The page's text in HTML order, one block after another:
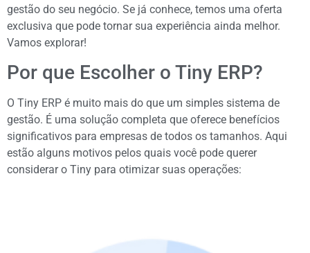
gestão do seu negócio. Se já conhece, temos uma oferta
exclusiva que pode tornar sua experiência ainda melhor.
Vamos explorar!
Por que Escolher o Tiny ERP?
O Tiny ERP é muito mais do que um simples sistema de
gestão. É uma solução completa que oferece benefícios
significativos para empresas de todos os tamanhos. Aqui
estão alguns motivos pelos quais você pode querer
considerar o Tiny para otimizar suas operações: